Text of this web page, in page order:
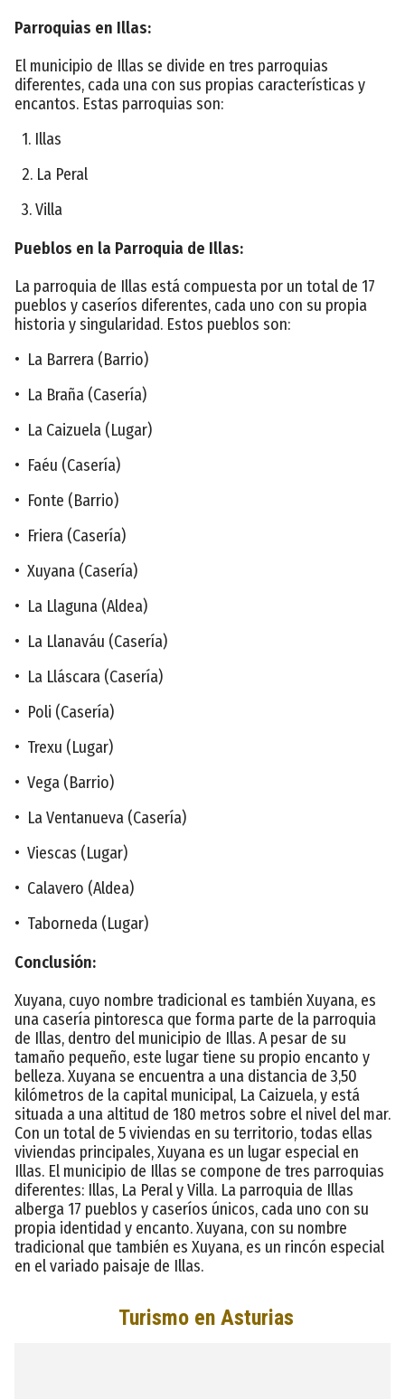
Parroquias en Illas:
El municipio de Illas se divide en tres parroquias
diferentes, cada una con sus propias características y
encantos. Estas parroquias son:
1. Illas
2. La Peral
3. Villa
Pueblos en la Parroquia de Illas:
La parroquia de Illas está compuesta por un total de 17
pueblos y caseríos diferentes, cada uno con su propia
historia y singularidad. Estos pueblos son:
• La Barrera (Barrio)
• La Braña (Casería)
• La Caizuela (Lugar)
• Faéu (Casería)
• Fonte (Barrio)
• Friera (Casería)
• Xuyana (Casería)
• La Llaguna (Aldea)
• La Llanaváu (Casería)
• La Lláscara (Casería)
• Poli (Casería)
• Trexu (Lugar)
• Vega (Barrio)
• La Ventanueva (Casería)
• Viescas (Lugar)
• Calavero (Aldea)
• Taborneda (Lugar)
Conclusión:
Xuyana, cuyo nombre tradicional es también Xuyana, es
una casería pintoresca que forma parte de la parroquia
de Illas, dentro del municipio de Illas. A pesar de su
tamaño pequeño, este lugar tiene su propio encanto y
belleza. Xuyana se encuentra a una distancia de 3,50
kilómetros de la capital municipal, La Caizuela, y está
situada a una altitud de 180 metros sobre el nivel del mar.
Con un total de 5 viviendas en su territorio, todas ellas
viviendas principales, Xuyana es un lugar especial en
Illas. El municipio de Illas se compone de tres parroquias
diferentes: Illas, La Peral y Villa. La parroquia de Illas
alberga 17 pueblos y caseríos únicos, cada uno con su
propia identidad y encanto. Xuyana, con su nombre
tradicional que también es Xuyana, es un rincón especial
en el variado paisaje de Illas.